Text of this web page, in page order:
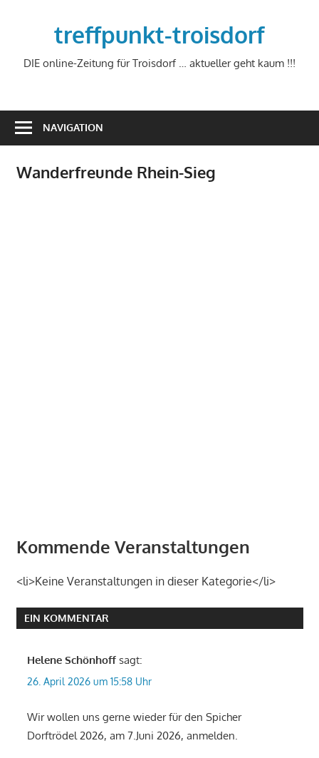
treffpunkt-troisdorf
DIE online-Zeitung für Troisdorf … aktueller geht kaum !!!
NAVIGATION
Wanderfreunde Rhein-Sieg
Kommende Veranstaltungen
<li>Keine Veranstaltungen in dieser Kategorie</li>
EIN KOMMENTAR
Helene Schönhoff sagt:
26. April 2026 um 15:58 Uhr
Wir wollen uns gerne wieder für den Spicher
Dorftrödel 2026, am 7.Juni 2026, anmelden.